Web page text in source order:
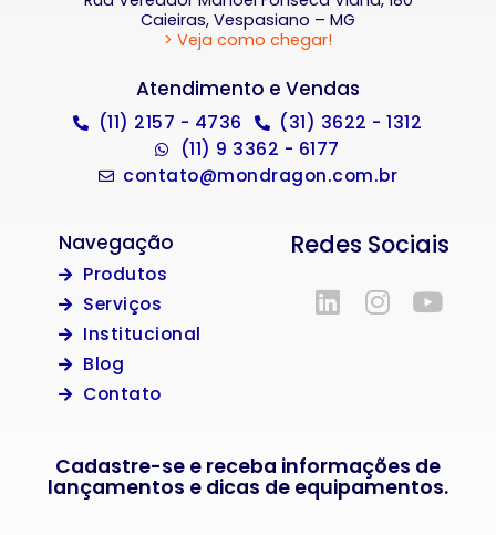
Caieiras, Vespasiano – MG
> Veja como chegar!
Atendimento e Vendas
(11) 2157 - 4736
(31) 3622 - 1312
(11) 9 3362 - 6177
contato@mondragon.com.br
Navegação
Produtos
Serviços
Institucional
Blog
Contato
Redes Sociais
Cadastre-se e receba informações de
lançamentos e dicas de equipamentos.